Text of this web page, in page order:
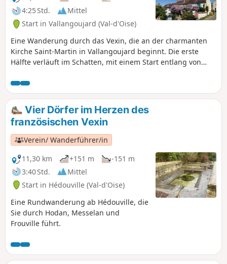
4:25 Std.
Mittel
Start in Vallangoujard (Val-d'Oise)
Eine Wanderung durch das Vexin, die an der charmanten
Kirche Saint-Martin in Vallangoujard beginnt. Die erste
Hälfte verläuft im Schatten, mit einem Start entlang von
Gelände zwischen Feldern.
Vier Dörfer im Herzen des
französischen Vexin
Verein/ Wanderführer/in
11,30 km
+151 m
-151 m
3:40 Std.
Mittel
Start in Hédouville (Val-d'Oise)
Eine Rundwanderung ab Hédouville, die
Sie durch Hodan, Messelan und
Frouville führt.